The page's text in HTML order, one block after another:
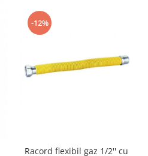
-12%
Racord flexibil gaz 1/2'' cu